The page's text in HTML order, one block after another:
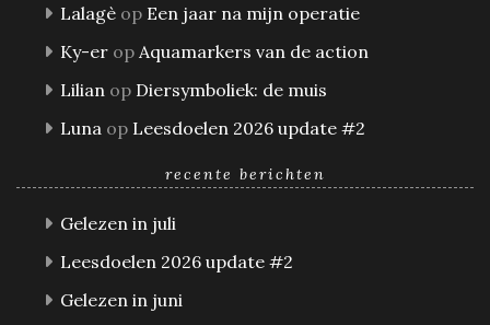
Lalagè op Een jaar na mijn operatie
Ky-er op Aquamarkers van de action
Lilian op Diersymboliek: de muis
Luna op Leesdoelen 2026 update #2
recente berichten
Gelezen in juli
Leesdoelen 2026 update #2
Gelezen in juni